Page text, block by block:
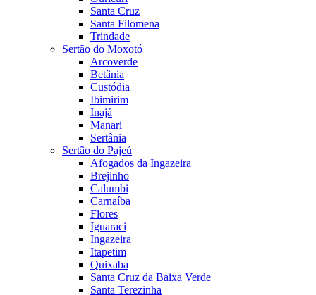
Santa Cruz
Santa Filomena
Trindade
Sertão do Moxotó
Arcoverde
Betânia
Custódia
Ibimirim
Inajá
Manari
Sertânia
Sertão do Pajeú
Afogados da Ingazeira
Brejinho
Calumbi
Carnaíba
Flores
Iguaraci
Ingazeira
Itapetim
Quixaba
Santa Cruz da Baixa Verde
Santa Terezinha